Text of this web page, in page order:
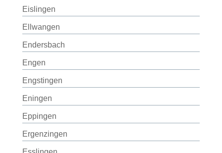
Eislingen
Ellwangen
Endersbach
Engen
Engstingen
Eningen
Eppingen
Ergenzingen